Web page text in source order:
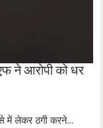
ने आरोपी को धर
में लेकर ठगी करने...